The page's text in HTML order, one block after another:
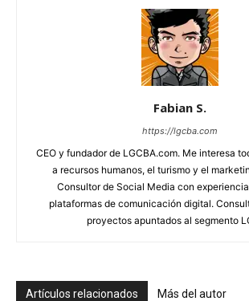
Fabian S.
https://lgcba.com
CEO y fundador de LGCBA.com. Me interesa
a recursos humanos, el turismo y el
Consultor de Social Media con
plataformas de comunicación digital.
proyectos apuntados al segmento
Artículos relacionados Más del autor